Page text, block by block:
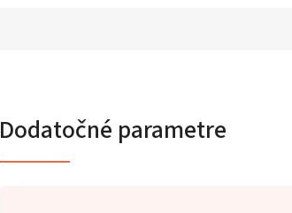
Dodatočné parametre